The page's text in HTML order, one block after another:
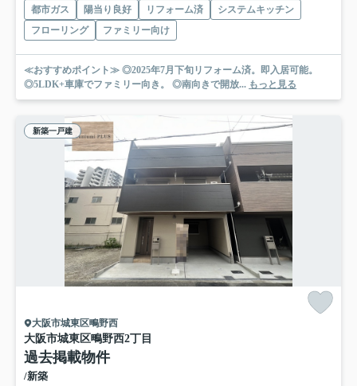
都市ガス 陽当り良好 リフォーム済
システムキッチン
フローリング
ファミリー向け
≪おすすめポイント≫ ◎2025年7月下旬リフォーム済。即入居可能。
◎5LDK+車庫でファミリー向き。 ◎南向きで開放... もっと見る
新築一戸建
大阪市城東区鴫野西
大阪市城東区鴫野西2丁目
過去掲載物件
/新築